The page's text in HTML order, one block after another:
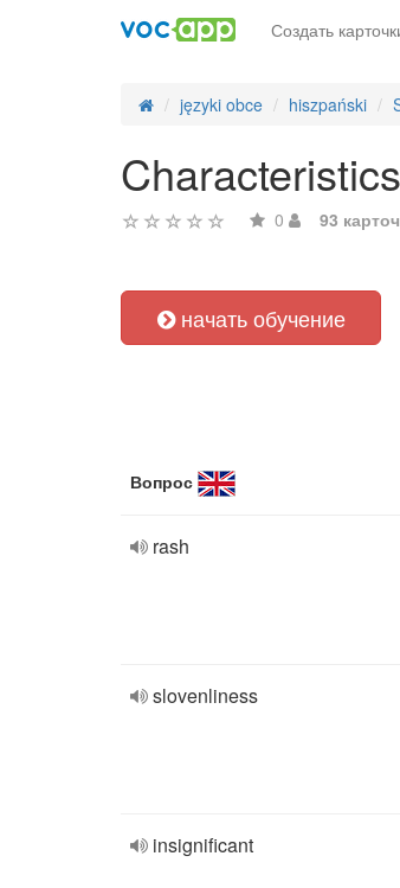
Создать
języki obce hiszpański
0 93
начать обучение
Вопрос
rash
slovenliness
insignificant